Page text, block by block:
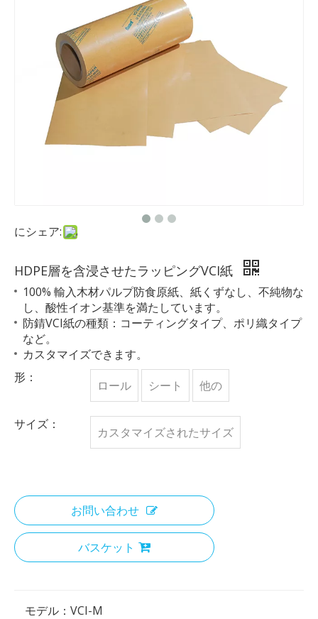
にシェア:
HDPE層を含浸させたラッピングVCI紙
100% 輸入木材パルプ防食原紙、紙くずなし、不純物な
し、酸性イオン基準を満たしています。
防錆VCI紙の種類：コーティングタイプ、ポリ織タイプ
など。
カスタマイズできます。
形：
ロール シート 他の
サイズ：
カスタマイズされたサイズ
お問い合わせ
バスケット
モデル： VCI-M